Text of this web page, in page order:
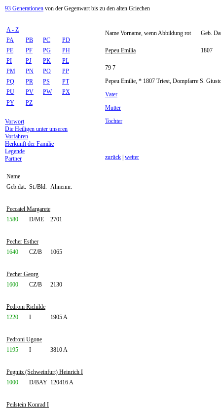
93 Generationen von der Gegenwart bis zu den alten Griechen
A - Z
PA
PB PC
PD
PE
PF PG
PH
PI
PJ PK
PL
PM
PN PO
PP
PQ
PR PS
PT
PU
PV PW
PX
PY
PZ
Vorwort
Die Heiligen unter unseren
Vorfahren
Herkunft der Familie
Legende
Partner
Name
Geb.dat. St./Bld. Ahnennr.
Peccatel Margarete
1580
D/ME 2701
Pecher Esther
1640
CZ/B 1065
Pecher Georg
1600
CZ/B 2130
Pedroni Richilde
1220
I 1905 A
Pedroni Ugone
1195
I 3810 A
Pegnitz (Schweinfurt) Heinrich I
1000
D/BAY 120416 A
Peilstein Konrad I
Name Vorname, wenn Abbildung rot Geb.
Pepeu Emilia 1807
79 7
Pepeu Emilie, * 1807 Triest, Dompfarre S.
Vater
Mutter
Tochter
zurück weiter